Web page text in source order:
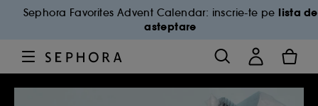
Sephora Favorites Advent Calendar: inscrie-te pe lista de
asteptare